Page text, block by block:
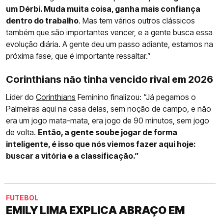
um Dérbi. Muda muita coisa, ganha mais confiança
dentro do trabalho. Mas tem vários outros clássicos
também que são importantes vencer, e a gente busca essa
evolução diária. A gente deu um passo adiante, estamos na
próxima fase, que é importante ressaltar.”
Corinthians não tinha vencido rival em 2026
Líder do Corinthians Feminino finalizou: “Já pegamos o
Palmeiras aqui na casa delas, sem noção de campo, e não
era um jogo mata-mata, era jogo de 90 minutos, sem jogo
de volta. Então, a gente soube jogar de forma
inteligente, é isso que nós viemos fazer aqui hoje:
buscar a vitória e a classificação.”
FUTEBOL
EMILY LIMA EXPLICA ABRAÇO EM